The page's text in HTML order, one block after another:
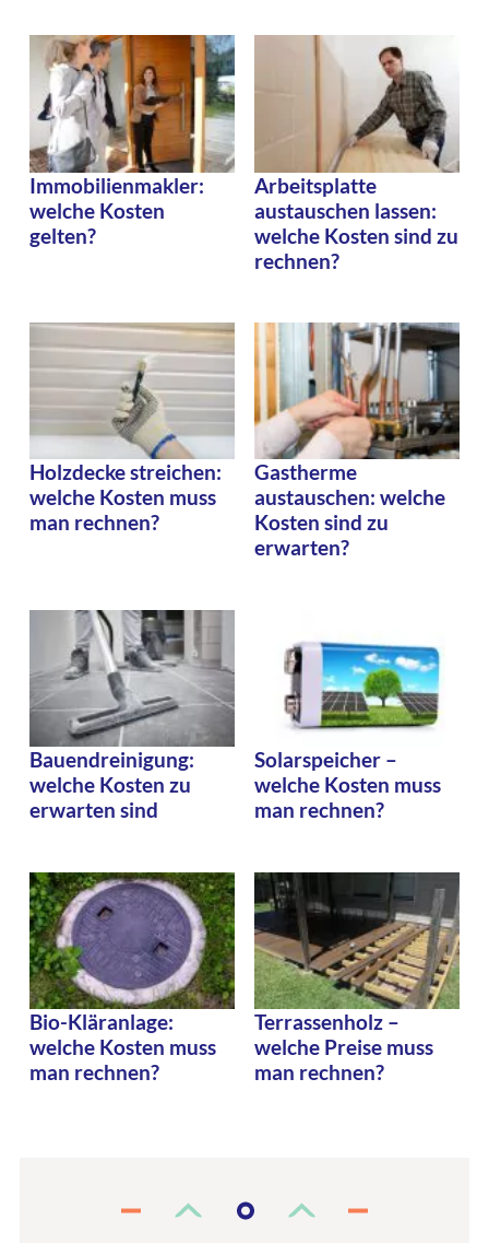
Immobilienmakler:
welche Kosten
gelten?
Arbeitsplatte
austauschen lassen:
welche Kosten sind zu
rechnen?
Holzdecke streichen:
welche Kosten muss
man rechnen?
Gastherme
austauschen: welche
Kosten sind zu
erwarten?
Bauendreinigung:
welche Kosten zu
erwarten sind
Solarspeicher –
welche Kosten muss
man rechnen?
Bio-Kläranlage:
welche Kosten muss
man rechnen?
Terrassenholz –
welche Preise muss
man rechnen?